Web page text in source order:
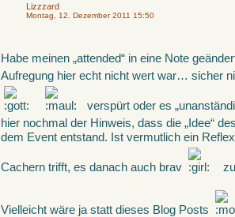
Lizzzard
Montag, 12. Dezember 2011 15:50
Habe meinen „attended“ in eine Note
Aufregung hier echt nicht wert war… sicher
verspürt oder es
hier nochmal der Hinweis, dass die „Idee“
dem Event entstand. Ist vermutlich ein
Cachern trifft, es danach auch brav
Vielleicht wäre ja statt dieses Blog Posts